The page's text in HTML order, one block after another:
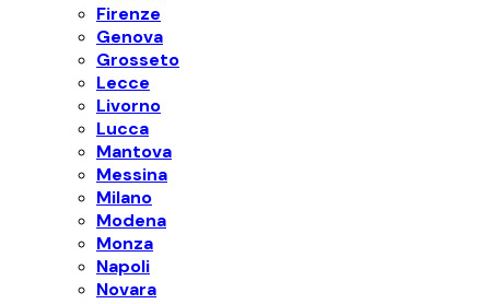
Firenze
Genova
Grosseto
Lecce
Livorno
Lucca
Mantova
Messina
Milano
Modena
Monza
Napoli
Novara